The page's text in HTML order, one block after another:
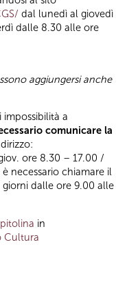
dal lunedì al giovedì
dalle 8.30 alle ore
aggiungersi anche
impossibilità a
comunicare la
ore 8.30 – 17.00 /
necessario chiamare il
dalle ore 9.00 alle
in
Cultura